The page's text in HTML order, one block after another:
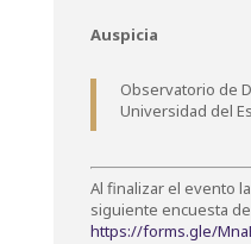
Auspicia
Observatorio de
Universidad del
Al finalizar el evento
siguiente encuesta
https://forms.gle/